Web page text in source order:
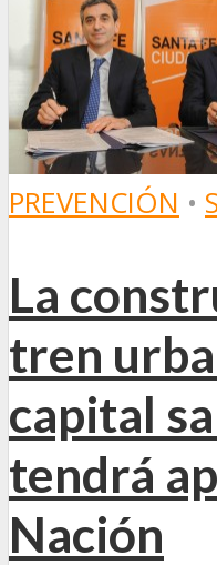
PREVENCIÓN •
La
tren
capital
tendrá
Nación